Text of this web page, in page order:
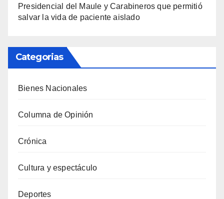
Presidencial del Maule y Carabineros que permitió
salvar la vida de paciente aislado
Categorias
Bienes Nacionales
Columna de Opinión
Crónica
Cultura y espectáculo
Deportes